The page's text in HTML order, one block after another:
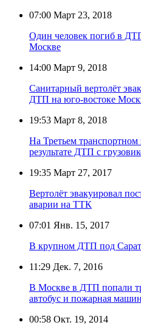
07:00 Март 23, 2018
Один человек погиб в
Москве
14:00 Март 9, 2018
Санитарный вертолёт
ДТП на юго-востоке
19:53 Март 8, 2018
На Третьем транспортном
результате ДТП с
19:35 Март 27, 2017
Вертолёт эвакуировал
аварии на ТТК
07:01 Янв. 15, 2017
В крупном ДТП под
11:29 Дек. 7, 2016
В Москве в ДТП попали
автобус и пожарная
00:58 Окт. 19, 2014